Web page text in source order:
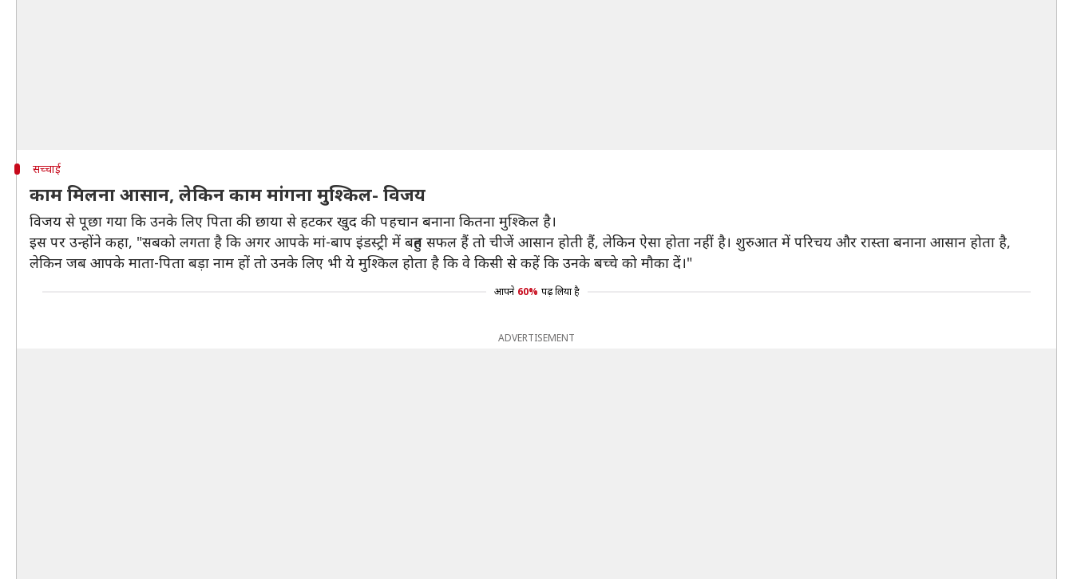
सच्चाई
काम मिलना आसान, लेकिन काम मांगना मुश्किल- विजय
विजय से पूछा गया कि उनके लिए पिता की छाया से हटकर खुद की पहचान बनाना कितना मुश्किल है।
इस पर उन्होंने कहा, "सबको लगता है कि अगर आपके मां-बाप इंडस्ट्री में बहुत सफल हैं तो चीजें आसान होती हैं, लेकिन ऐसा होता नहीं है। शुरुआत में परिचय और रास्ता बनाना आसान होता है,
लेकिन जब आपके माता-पिता बड़ा नाम हों तो उनके लिए भी ये मुश्किल होता है कि वे किसी से कहें कि उनके बच्चे को मौका दें।"
आपने 60% पढ़ लिया है
ADVERTISEMENT